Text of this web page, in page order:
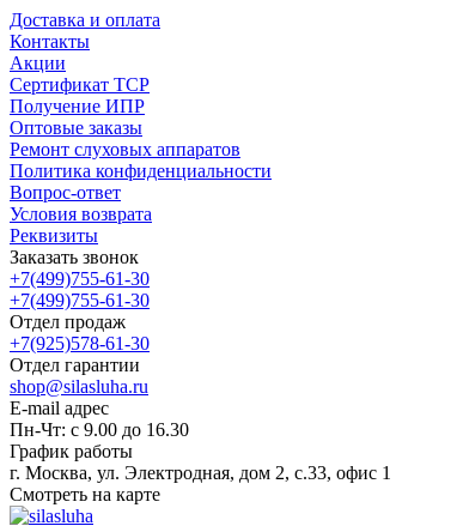
Доставка и оплата
Контакты
Акции
Сертификат ТСР
Получение ИПР
Оптовые заказы
Ремонт слуховых аппаратов
Политика конфиденциальности
Вопрос-ответ
Условия возврата
Реквизиты
Заказать звонок
+7(499)755-61-30
+7(499)755-61-30
Отдел продаж
+7(925)578-61-30
Отдел гарантии
shop@silasluha.ru
E-mail адрес
Пн-Чт: с 9.00 до 16.30
График работы
г. Москва, ул. Электродная, дом 2, с.33, офис 1
Смотреть на карте